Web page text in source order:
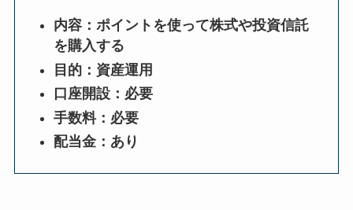
内容：ポイントを使って株式や投資信託
を購入する
目的：資産運用
口座開設：必要
手数料：必要
配当金：あり